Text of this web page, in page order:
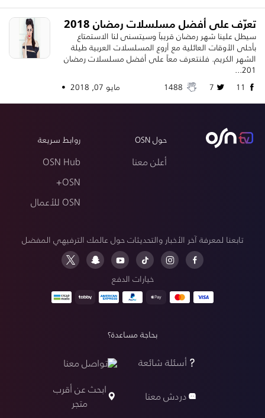
تعرّف على أفضل مسلسلات رمضان 2018
سيطل علينا شهر رمضان قريباً وسيتسنى لنا الاستمتاع
بأحلى الأوقات العائلية مع أروع المسلسلات العربية طيلة
الشهر الكريم. فلنتعرف معاً على أفضل مسلسلات رمضان
201...
مايو 07, 2018 •
حول OSN
أعلن معنا
روابط سريعة
OSN Hub
OSN+
OSN للأعمال
تابعنا لمعرفة آخر الأخبار والتحديثات حول عالمك الترفيهي المفضل
خيارات الدفع
بحاجة مساعدة؟
أسئلة شائعة
تواصل معنا
دردش معنا
ابحث عن أقرب
متجر